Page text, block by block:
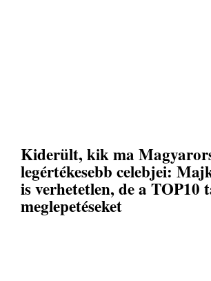
Kiderült, kik ma
legértékesebb celebjei:
is verhetetlen, de a TOP10
meglepetéseket